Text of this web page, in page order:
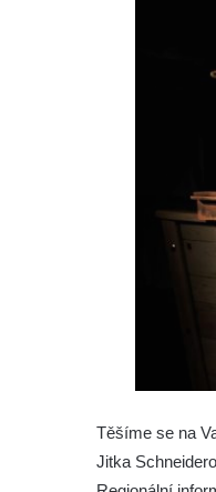
Těšíme se na
Jitka